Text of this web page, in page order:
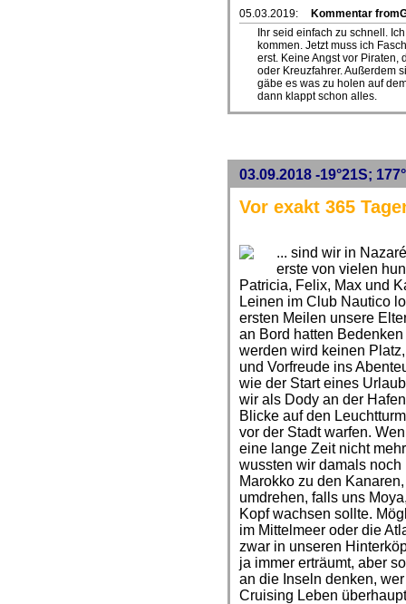
05.03.2019:
Kommentar
Ihr seid einfach zu schnell.
kommen. Jetzt muss ich
erst. Keine Angst vor Piraten,
oder Kreuzfahrer. Außerdem
gäbe es was zu holen auf
dann klappt schon alles.
03.09.2018 -19°21S;
Vor exakt 365
... sind wir in
erste von vielen
Patricia, Felix, Max und
Leinen im Club Nautico
ersten Meilen unsere
an Bord hatten
werden wird keinen
und Vorfreude ins
wie der Start eines
wir als Dody an der
Blicke auf den
vor der Stadt warfen.
eine lange Zeit nicht
wussten wir damals
Marokko zu den
umdrehen, falls uns
Kopf wachsen sollte.
im Mittelmeer oder die
zwar in unseren
ja immer erträumt, aber
an die Inseln denken,
Cruising Leben